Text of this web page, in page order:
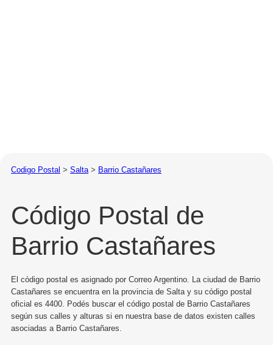
Codigo Postal > Salta > Barrio Castañares
Código Postal de
Barrio Castañares
El código postal es asignado por Correo Argentino. La ciudad de Barrio
Castañares se encuentra en la provincia de Salta y su código postal
oficial es 4400. Podés buscar el código postal de Barrio Castañares
según sus calles y alturas si en nuestra base de datos existen calles
asociadas a Barrio Castañares.